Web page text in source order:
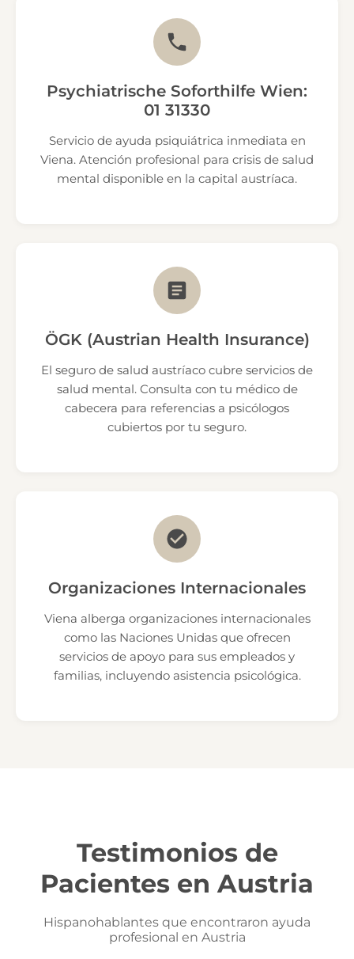
Psychiatrische Soforthilfe Wien:
01 31330
Servicio de ayuda psiquiátrica inmediata en
Viena. Atención profesional para crisis de salud
mental disponible en la capital austríaca.
ÖGK (Austrian Health Insurance)
El seguro de salud austríaco cubre servicios de
salud mental. Consulta con tu médico de
cabecera para referencias a psicólogos
cubiertos por tu seguro.
Organizaciones Internacionales
Viena alberga organizaciones internacionales
como las Naciones Unidas que ofrecen
servicios de apoyo para sus empleados y
familias, incluyendo asistencia psicológica.
Testimonios de
Pacientes en Austria
Hispanohablantes que encontraron ayuda
profesional en Austria